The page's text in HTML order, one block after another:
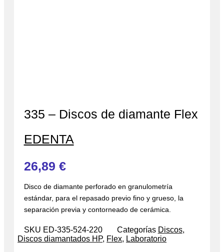
335 – Discos de diamante Flex
EDENTA
26,89 €
Disco de diamante perforado en granulometría
estándar, para el repasado previo fino y grueso, la
separación previa y contorneado de cerámica.
SKU ED-335-524-220 Categorías Discos,
Discos diamantados HP, Flex, Laboratorio